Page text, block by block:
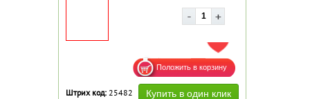
ДОБАВИТЬ В ИЗБРАННОЕ
Штрих код: 25482